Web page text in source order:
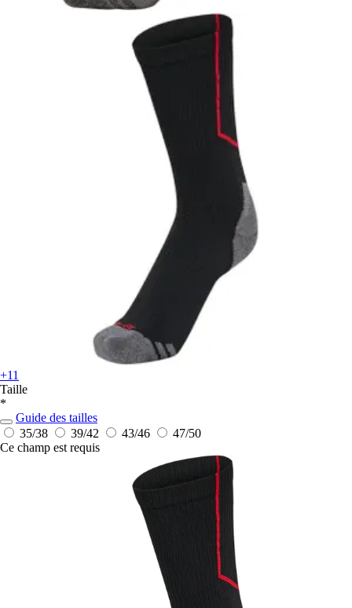
+11
Taille
*
Guide des tailles
35/38
39/42 43/46
47/50
Ce champ est requis